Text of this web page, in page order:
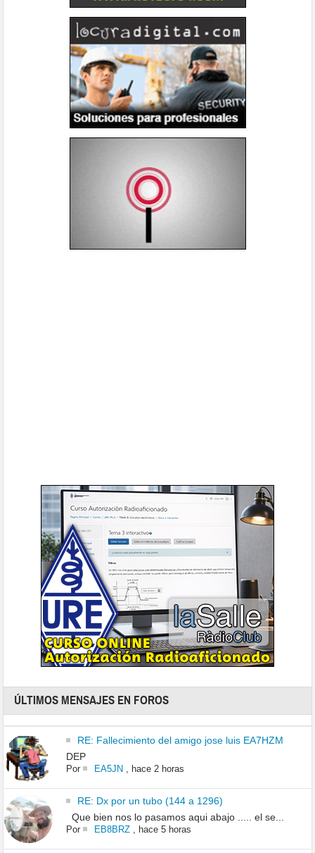
ÚLTIMOS MENSAJES EN FOROS
RE: Fallecimiento del amigo jose luis EA7HZM
DEP
Por EA5JN, hace 2 horas
RE: Dx por un tubo (144 a 1296)
Que bien nos lo pasamos aqui abajo ..... el se...
Por EB8BRZ, hace 5 horas